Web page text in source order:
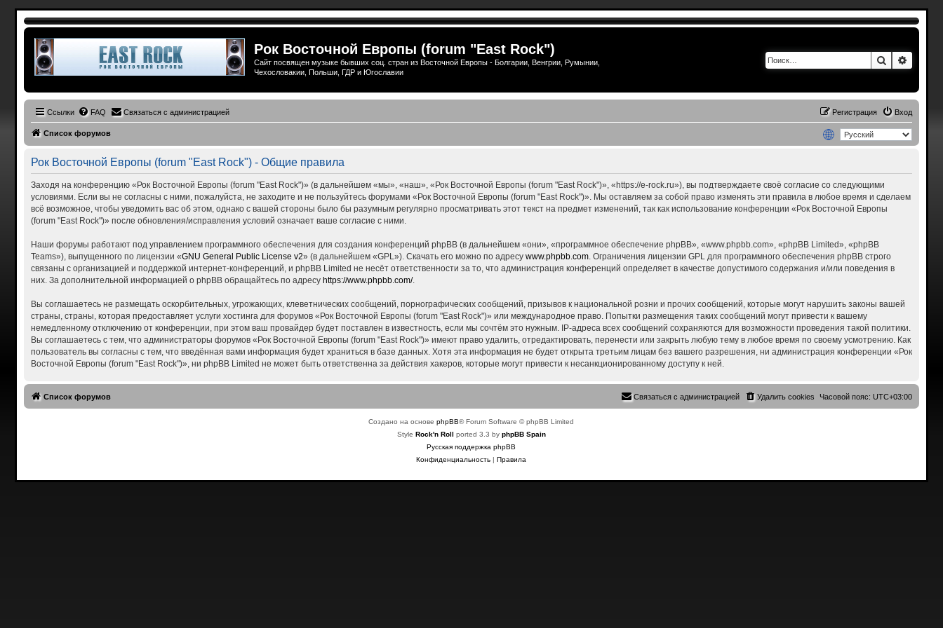
Рок Восточной Европы (forum "East Rock")
Сайт посвящен музыке бывших соц. стран из Восточной Европы - Болгарии, Венгрии, Румынии,
Чехословакии, Польши, ГДР и Югославии
Поиск
Ссылки FAQ Связаться с администрацией Вход
Регистрация
Список форумов
Рок Восточной Европы (forum "East Rock") - Общие правила
Заходя на конференцию «Рок Восточной Европы (forum "East Rock")» (в дальнейшем «мы», «наш», «Рок Восточной Европы (forum "East Rock")», «https://e-rock.ru»), вы подтверждаете своё согласие со следующими
условиями. Если вы не согласны с ними, пожалуйста, не заходите и не пользуйтесь форумами «Рок Восточной Европы (forum "East Rock")». Мы оставляем за собой право изменять эти правила в любое время и сделаем
всё возможное, чтобы уведомить вас об этом, однако с вашей стороны было бы разумным регулярно просматривать этот текст на предмет изменений, так как использование конференции «Рок Восточной Европы
(forum "East Rock")» после обновления/исправления условий означает ваше согласие с ними.
Наши форумы работают под управлением программного обеспечения для создания конференций phpBB (в дальнейшем «они», «программное обеспечение phpBB», «www.phpbb.com», «phpBB Limited», «phpBB
Teams»), выпущенного по лицензии «GNU General Public License v2» (в дальнейшем «GPL»). Скачать его можно по адресу www.phpbb.com. Ограничения лицензии GPL для программного обеспечения phpBB строго
связаны с организацией и поддержкой интернет-конференций, и phpBB Limited не несёт ответственности за то, что администрация конференций определяет в качестве допустимого содержания и/или поведения в
них. За дополнительной информацией о phpBB обращайтесь по адресу https://www.phpbb.com/.
Вы соглашаетесь не размещать оскорбительных, угрожающих, клеветнических сообщений, порнографических сообщений, призывов к национальной розни и прочих сообщений, которые могут нарушить законы вашей
страны, страны, которая предоставляет услуги хостинга для форумов «Рок Восточной Европы (forum "East Rock")» или международное право. Попытки размещения таких сообщений могут привести к вашему
немедленному отключению от конференции, при этом ваш провайдер будет поставлен в известность, если мы сочтём это нужным. IP-адреса всех сообщений сохраняются для возможности проведения такой политики.
Вы соглашаетесь с тем, что администраторы форумов «Рок Восточной Европы (forum "East Rock")» имеют право удалить, отредактировать, перенести или закрыть любую тему в любое время по своему усмотрению. Как
пользователь вы согласны с тем, что введённая вами информация будет храниться в базе данных. Хотя эта информация не будет открыта третьим лицам без вашего разрешения, ни администрация конференции «Рок
Восточной Европы (forum "East Rock")», ни phpBB Limited не может быть ответственна за действия хакеров, которые могут привести к несанкционированному доступу к ней.
Список форумов Часовой пояс:UTC+03:00
Удалить cookies
Связаться с администрацией
Создано на основеphpBB® Forum Software © phpBB Limited
Style Rock'n Roll ported 3.3 by phpBB Spain
Русская поддержка phpBB
Конфиденциальность |Правила